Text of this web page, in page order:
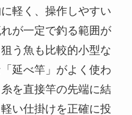
軽く、操作しやすい
が一定で釣る範囲が
う魚も比較的小型な
延べ竿」がよく使わ
を直接竿の先端に結
い仕掛けを正確に投